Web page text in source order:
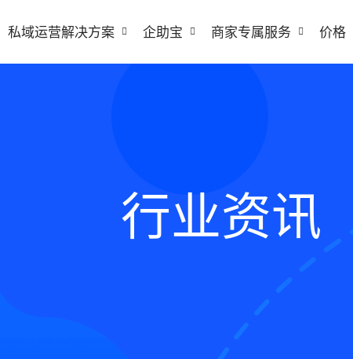
私域运营解决方案 企助宝 商家专属服务 价格
行业资讯